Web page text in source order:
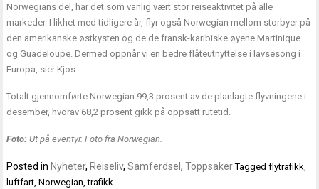
Norwegians del, har det som vanlig vært stor reiseaktivitet på alle
markeder. I likhet med tidligere år, flyr også Norwegian mellom storbyer på
den amerikanske østkysten og de de fransk-karibiske øyene Martinique
og Guadeloupe. Dermed oppnår vi en bedre flåteutnyttelse i lavsesong i
Europa, sier Kjos.
Totalt gjennomførte Norwegian 99,3 prosent av de planlagte flyvningene i
desember, hvorav 68,2 prosent gikk på oppsatt rutetid.
Foto: Ut på eventyr. Foto fra Norwegian.
Posted in Nyheter, Reiseliv,Samferdsel,Toppsaker Taggedflytrafikk,
luftfart,Norwegian,trafikk